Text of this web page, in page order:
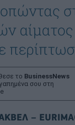
αίματος
το BusinessNews
σου στη
–